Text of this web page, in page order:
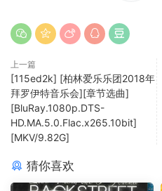
上一篇
[115ed2k] [柏林爱乐乐团2018年
拜罗伊特音乐会][章节选曲]
[BluRay.1080p.DTS-
HD.MA.5.0.Flac.x265.10bit]
[MKV/9.82G]
猜你喜欢